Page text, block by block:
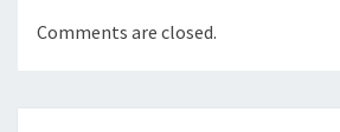
Comments are closed.